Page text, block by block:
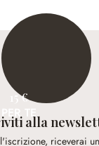
15 €
PER TE
alla
riceverai